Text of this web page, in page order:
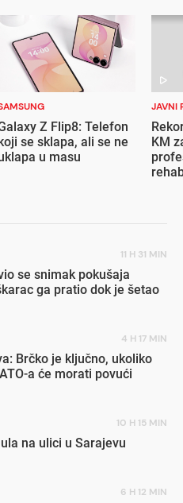
Z Flip8: Telefon
se sklapa, ali se ne
u masu
JAVNI
KM
11 H 31 MIN
se snimak pokušaja
ga pratio dok je šetao
4 H 17 MIN
Brčko je ključno, ukoliko
a će morati povući
10 H 15 MIN
na ulici u Sarajevu
6 H 12 MIN